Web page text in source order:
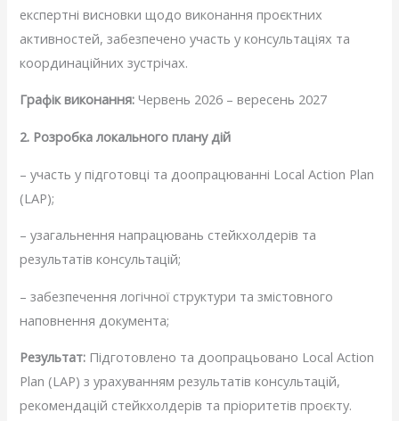
експертні висновки щодо виконання проєктних
активностей, забезпечено участь у консультаціях та
координаційних зустрічах.
Графік виконання: Червень 2026 – вересень 2027
2. Розробка локального плану дій
– участь у підготовці та доопрацюванні Local Action Plan
(LAP);
– узагальнення напрацювань стейкхолдерів та
результатів консультацій;
– забезпечення логічної структури та змістовного
наповнення документа;
Результат: Підготовлено та доопрацьовано Local Action
Plan (LAP) з урахуванням результатів консультацій,
рекомендацій стейкхолдерів та пріоритетів проєкту.